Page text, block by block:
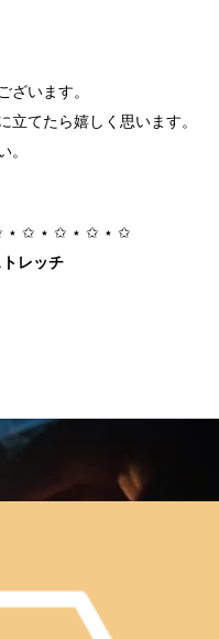
ざいます。
立てたら嬉しく思います。
。
⋆ ✩ ⋆ ✩ ⋆ ✩ ⋆ ✩
レッチ
と伸ばしてストレッチしま